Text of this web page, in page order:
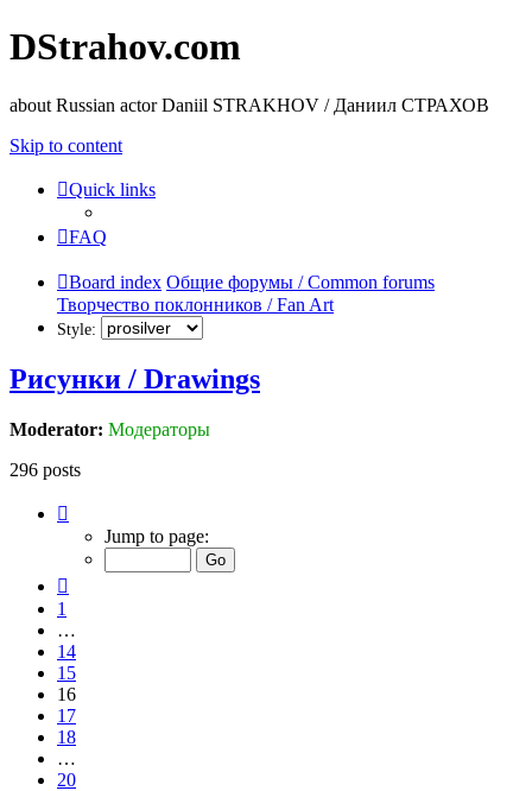
DStrahov.com
about Russian actor Daniil STRAKHOV / Даниил СТРАХОВ
Skip to content
Quick links
FAQ
Board index Общие форумы / Common forums
Творчество поклонников / Fan Art
Style:
Рисунки / Drawings
Moderator: Модераторы
296 posts
16
Jump to page:
1
…
14
15
16
17
18
…
20